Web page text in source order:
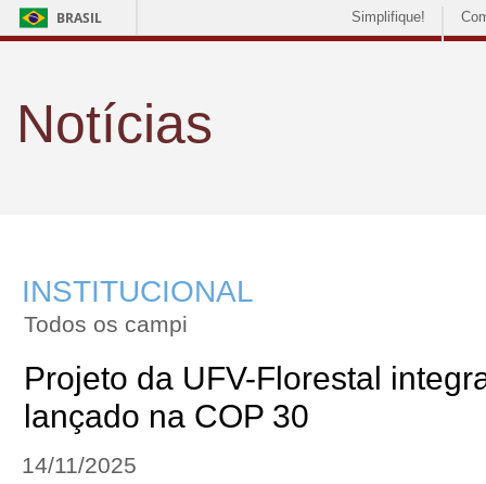
BRASIL Simplifique!
Notícias
INSTITUCIONAL
Todos os campi
Projeto da UFV-Florestal
lançado na COP 30
14/11/2025